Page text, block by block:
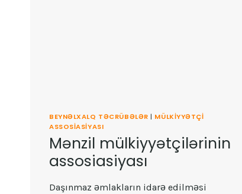
BEYNƏLXALQ TƏCRÜBƏLƏR | MÜLKIYYƏTÇI
ASSOSIASIYASI
Mənzil mülkiyyətçilərinin
assosiasiyası
Daşınmaz əmlakların idarə edilməsi